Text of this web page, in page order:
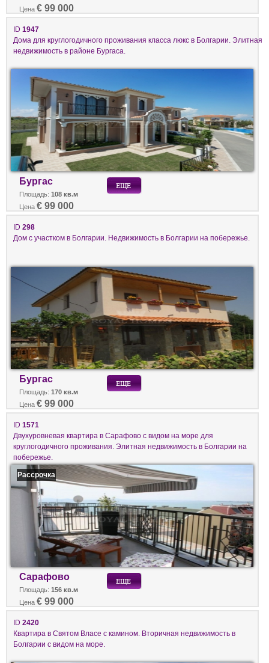
Цена € 99 000
ID 1947
Дома для круглогодичного проживания класса люкс в Болгарии. Элитная
недвижимость в районе Бургаса.
Бургас
Площадь: 108 кв.м
Цена € 99 000
ID 298
Дом с участком в Болгарии. Недвижимость в Болгарии на побережье.
Бургас
Площадь: 170 кв.м
Цена € 99 000
ID 1571
Двухуровневая квартира в Сарафово с видом на море для
круглогодичного проживания. Элитная недвижимость в Болгарии на
побережье.
Рассрочка
Сарафово
Площадь: 156 кв.м
Цена € 99 000
ID 2420
Квартира в Святом Власе с камином. Вторичная недвижимость в
Болгарии с видом на море.